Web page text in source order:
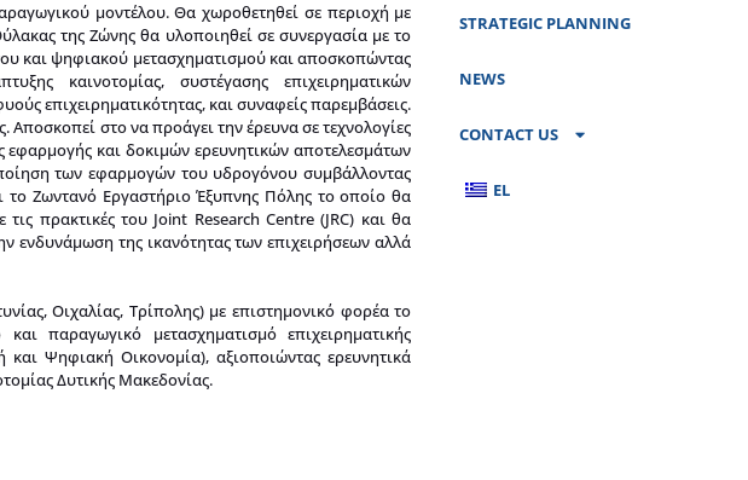
μοντέλου. Θα χωροθετηθεί σε περιοχή με
της Ζώνης θα υλοποιηθεί σε συνεργασία με το
και ψηφιακού μετασχηματισμού και αποσκοπώντας
καινοτομίας, συστέγασης επιχειρηματικών
επιχειρηματικότητας, και συναφείς παρεμβάσεις.
στο να προάγει την έρευνα σε τεχνολογίες
και δοκιμών ερευνητικών αποτελεσμάτων
των εφαρμογών του υδρογόνου συμβάλλοντας
το Ζωντανό Εργαστήριο Έξυπνης Πόλης το οποίο θα
πρακτικές του Joint Research Centre (JRC) και θα
ενδυνάμωση της ικανότητας των επιχειρήσεων αλλά
Οιχαλίας, Τρίπολης) με επιστημονικό φορέα το
παραγωγικό μετασχηματισμό επιχειρηματικής
Ψηφιακή Οικονομία), αξιοποιώντας ερευνητικά
Δυτικής Μακεδονίας.
STRATEGIC PLANNING
NEWS
CONTACT US
EL